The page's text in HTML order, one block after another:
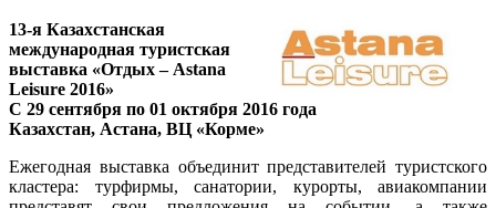
13-я Казахстанская
международная туристская
выставка «Отдых – Astana
Leisure 2016»
С 29 сентября по 01 октября 2016 года
Казахстан, Астана, ВЦ «Корме»
Ежегодная выставка объединит представителей туристского
кластера: турфирмы, санатории, курорты, авиакомпании